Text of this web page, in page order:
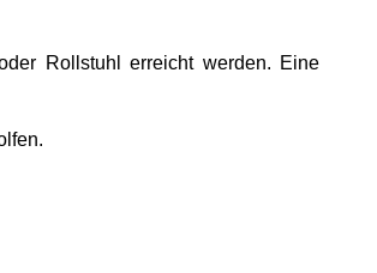
Rollstuhl erreicht werden. Eine